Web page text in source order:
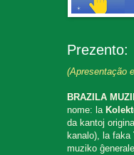
Prezento:
(Apresentação
BRAZILA
nome: la
da kantoj
kanalo), la faka
muziko